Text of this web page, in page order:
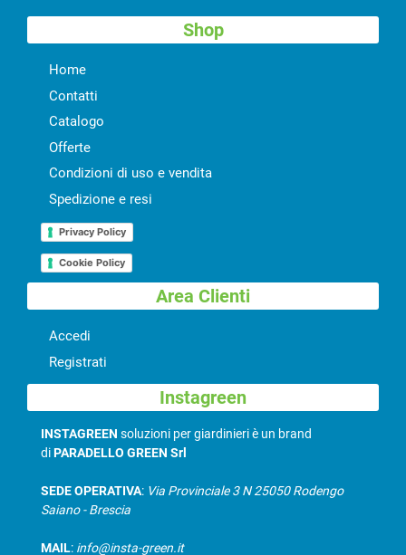
Shop
Home
Contatti
Catalogo
Offerte
Condizioni di uso e vendita
Spedizione e resi
Privacy Policy
Cookie Policy
Area Clienti
Accedi
Registrati
Instagreen
INSTAGREEN soluzioni per giardinieri è un brand
diPARADELLO GREEN Srl
SEDE OPERATIVA: Via Provinciale 3 N 25050 Rodengo
Saiano - Brescia
MAIL: info@insta-green.it